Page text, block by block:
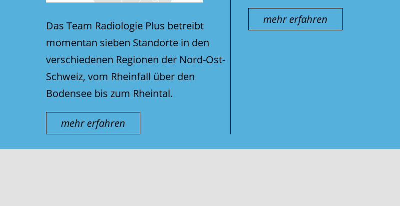
Das Team Radiologie Plus betreibt
momentan sieben Standorte in den
verschiedenen Regionen der Nord-Ost-
Schweiz, vom Rheinfall über den
Bodensee bis zum Rheintal.
mehr erfahren
mehr erfahren